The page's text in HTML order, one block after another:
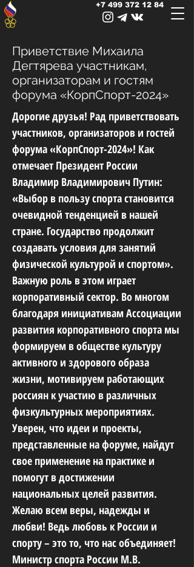
+7 499 372 12 84
Приветствие Михаила
Дегтярева участникам,
организаторам и гостям
форума «КорпСпорт-2024»
Дорогие друзья! Рад приветствовать
участников, организаторов и гостей
форума «КорпСпорт-2024»! Как
отмечает Президент России
Владимир Владимирович Путин:
«Выбор в пользу спорта становится
очевидной тенденцией в нашей
стране. Государство продолжит
создавать условия для занятий
физической культурой и спортом».
Важную роль в этом играет
корпоративный сектор. Во многом
благодаря инициативам Ассоциации
развития корпоративного спорта мы
формируем в обществе культуру
активного и здорового образа
жизни, мотивируем работающих
россиян к участию в различных
физкультурных мероприятиях.
Уверен, что идеи и проекты,
представленные на форуме, найдут
свое применение на практике и
помогут в достижении
национальных целей развития.
Желаю всем веры, надежды и
любви! Ведь любовь к России и
спорту – это то, что нас объединяет!
Министр спорта России М.В.